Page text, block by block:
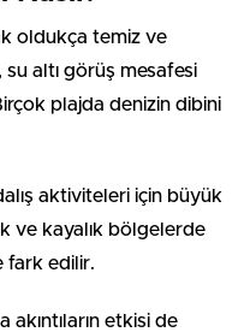
oldukça temiz ve
su altı görüş mesafesi
plajda denizin dibini
aktiviteleri için büyük
ve kayalık bölgelerde
fark edilir.
akıntıların etkisi de